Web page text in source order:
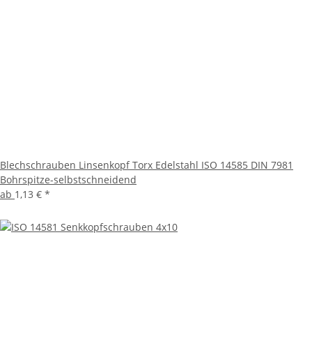
Blechschrauben Linsenkopf Torx Edelstahl ISO 14585 DIN 7981
Bohrspitze-selbstschneidend
ab 1,13 € *